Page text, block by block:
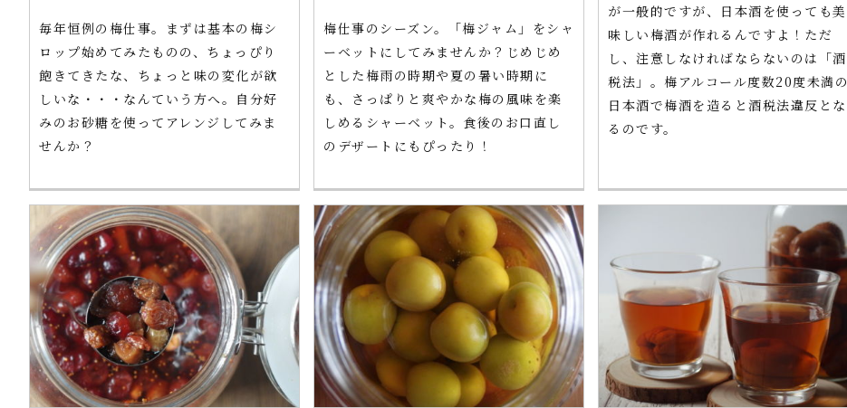
毎年恒例の梅仕事。まずは基本の梅シ
ロップ始めてみたものの、ちょっぴり
飽きてきたな、ちょっと味の変化が欲
しいな・・・なんていう方へ。自分好
みのお砂糖を使ってアレンジしてみま
せんか？
梅仕事のシーズン。「梅ジャム」をシャ
ーベットにしてみませんか？じめじめ
とした梅雨の時期や夏の暑い時期に
も、さっぱりと爽やかな梅の風味を楽
しめるシャーベット。食後のお口直し
のデザートにもぴったり！
が一般的ですが、日本酒を使っても美
味しい梅酒が作れるんですよ！ただ
し、注意しなければならないのは「酒
税法」。梅アルコール度数20度未満の
日本酒で梅酒を造ると酒税法違反とな
るのです。